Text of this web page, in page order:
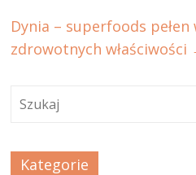
Dynia – superfoods
zdrowotnych właściwości
Kategorie